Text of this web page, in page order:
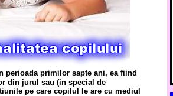
perioada primilor sapte ani, ea fiind
din jurul sau (in special de
pe care copilul le are cu mediul